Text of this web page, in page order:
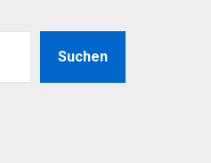
Suchen